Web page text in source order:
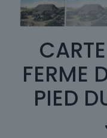
FERME
PIED